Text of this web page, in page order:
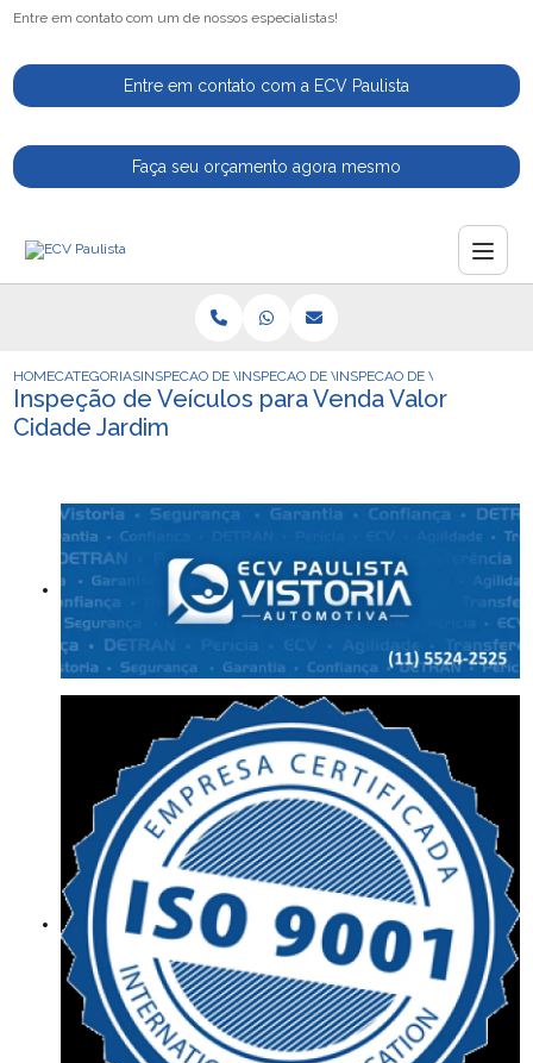
Entre em contato com um de nossos especialistas!
Entre em contato com a ECV Paulista
Faça seu orçamento agora mesmo
HOMECATEGORIASINSPECAO DE VEICULOSINSPECAO DE VEICULOS NACIONAIS
INSPECAO DE VEICULOS
Inspeção de Veículos para Venda Valor
Cidade Jardim